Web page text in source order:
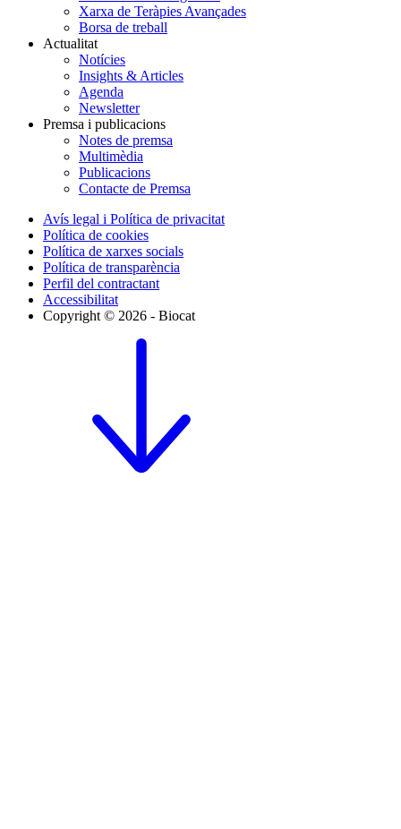
Xarxa de Teràpies Avançades
Borsa de treball
Actualitat
Notícies
Insights & Articles
Agenda
Newsletter
Premsa i publicacions
Notes de premsa
Multimèdia
Publicacions
Contacte de Premsa
Avís legal i Política de privacitat
Política de cookies
Política de xarxes socials
Política de transparència
Perfil del contractant
Accessibilitat
Copyright © 2026 - Biocat